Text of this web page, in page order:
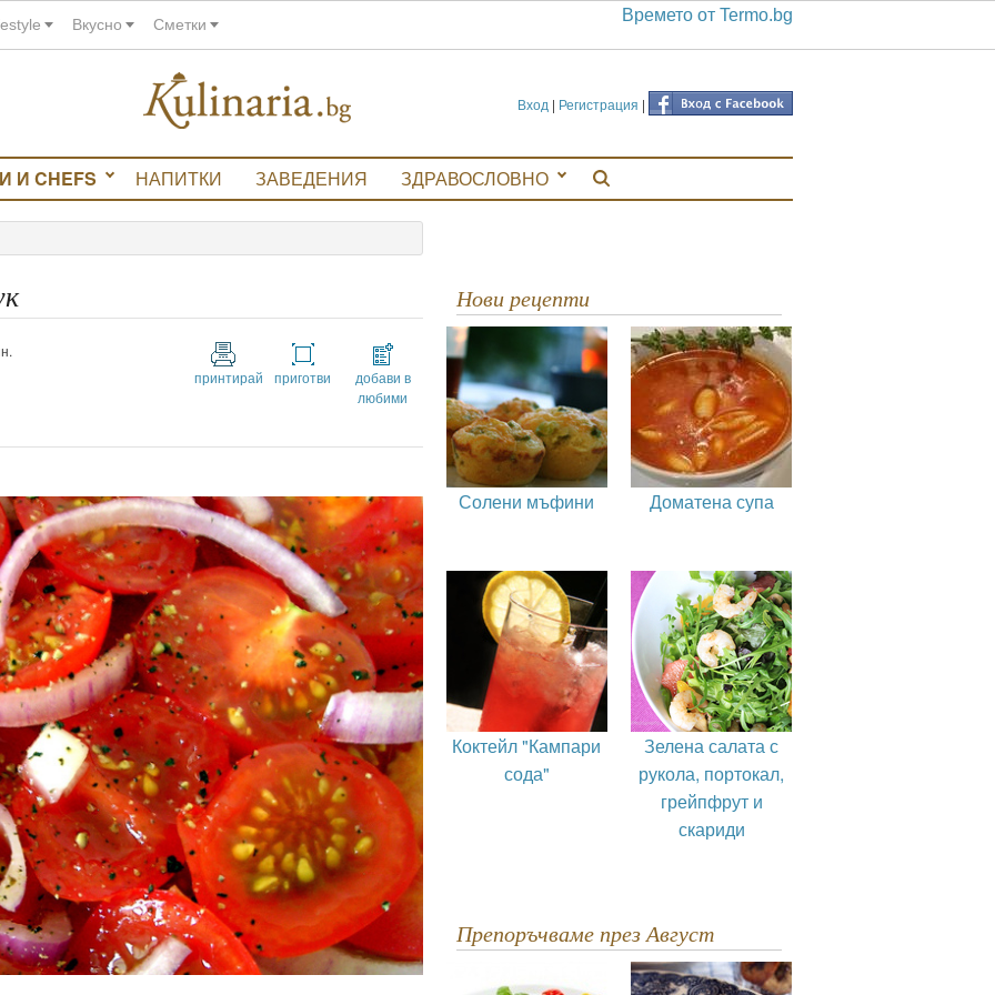
Вкусно Сметки Времето от Termo.bg
Вход | Регистрация |
И CHEFS НАПИТКИ ЗАВЕДЕНИЯ ЗДРАВОСЛОВНО
принтирай приготви
добави в
любими
Нови рецепти
Солени мъфини Доматена супа
Коктейл "Кампари
сода"
Зелена салата с
рукола, портокал,
грейпфрут и
скариди
Препоръчваме през Август